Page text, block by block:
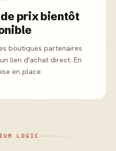
prix bientôt
boutiques partenaires
lien d'achat direct. En
en place.
LOGIC